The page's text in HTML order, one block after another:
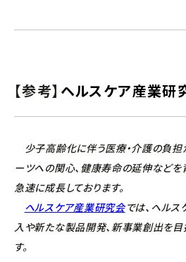
【参考】 ヘルスケア産業研
少子高齢化に伴う医療・介護の負担
ーツへの関心、健康寿命の延伸など
急速に成長しております。
ヘルスケア産業研究会では、ヘル
入や新たな製品開発、新事業創出を目
す。